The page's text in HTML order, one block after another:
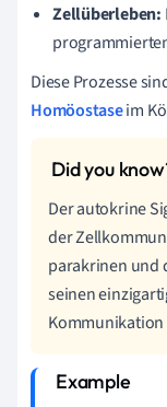
Zellüberleben:
Diese Prozesse
Homöostaseim
Der autokrine
der
parakrinen und
seinen